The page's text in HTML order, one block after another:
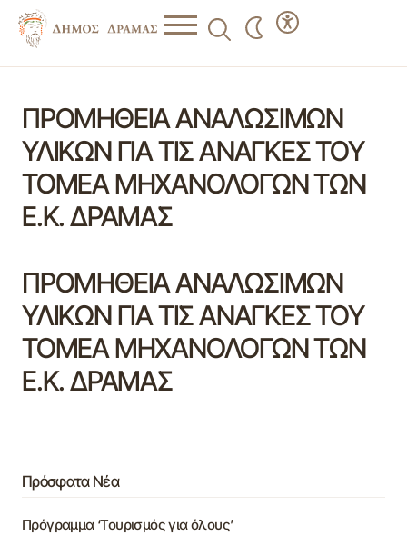
ΠΡΟΜΗΘΕΙΑ ΑΝΑΛΩΣΙΜΩΝ
ΥΛΙΚΩΝ ΓΙΑ ΤΙΣ ΑΝΑΓΚΕΣ ΤΟΥ
ΤΟΜΕΑ ΜΗΧΑΝΟΛΟΓΩΝ ΤΩΝ
Ε.Κ. ΔΡΑΜΑΣ
ΠΡΟΜΗΘΕΙΑ ΑΝΑΛΩΣΙΜΩΝ
ΥΛΙΚΩΝ ΓΙΑ ΤΙΣ ΑΝΑΓΚΕΣ ΤΟΥ
ΤΟΜΕΑ ΜΗΧΑΝΟΛΟΓΩΝ ΤΩΝ
Ε.Κ. ΔΡΑΜΑΣ
Πρόσφατα Νέα
Πρόγραμμα ‘Τουρισμός για όλους’